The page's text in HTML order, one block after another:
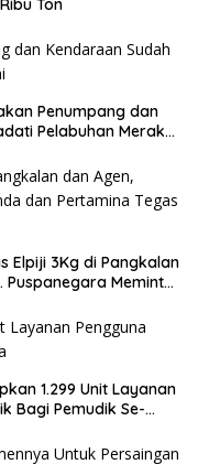
Ton
Penumpang dan
Pelabuhan Merak
Elpiji 3Kg di Pangkalan
Puspanegara Meminta
1.299 Unit Layanan
Bagi Pemudik Se-